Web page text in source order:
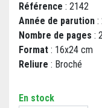
Référence : 2142
Année de parution :
Nombre de pages :
Format : 16x24 cm
Reliure : Broché
En stock